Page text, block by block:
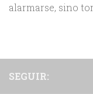
alarmarse, sino
SEGUIR: